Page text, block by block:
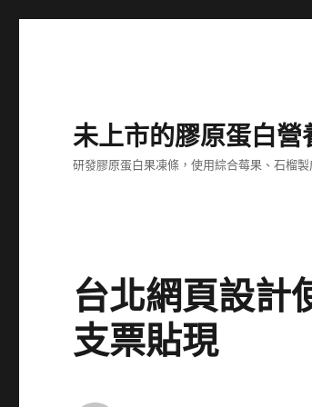
未上市的膠原蛋白營
研發膠原蛋白果凍條，使用綜合莓果、石榴
台北網頁設計
支票貼現